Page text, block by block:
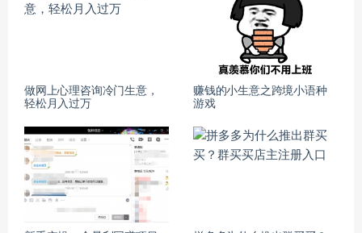
做网上心理咨询冷门生意，
轻松月入过万
赚钱的小生意之跨境小语种
游戏